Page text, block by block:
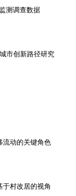
测调查数据
市创新路径研究
流动的关键角色
于村改居的视角